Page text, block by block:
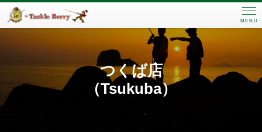
MENU
つくば店
（Tsukuba）